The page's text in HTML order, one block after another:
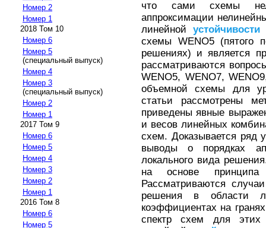
Номер 2
Номер 1
2018 Том 10
Номер 6
Номер 5
(специальный выпуск)
Номер 4
Номер 3
(специальный выпуск)
Номер 2
Номер 1
2017 Том 9
Номер 6
Номер 5
Номер 4
Номер 3
Номер 2
Номер 1
2016 Том 8
Номер 6
Номер 5
что сами схемы
аппроксимации
линейной устойчивости
схемы WENO5 (пятого
решениях) и является
рассматриваются
WENO5, WENO7,
объемной схемы для
статьи рассмотрены
приведены явные
и весов линейных
схем. Доказывается ряд
выводы о порядках
локального вида
на основе принципа
Рассматриваются
решения в области
коэффициентах на
спектр схем для этих